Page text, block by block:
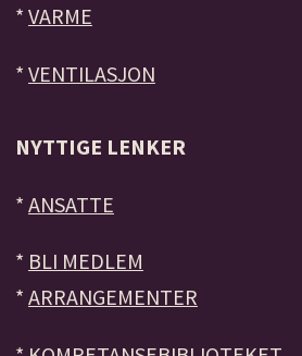
* VARME
* VENTILASJON
NYTTIGE LENKER
* ANSATTE
* BLI MEDLEM
* ARRANGEMENTER